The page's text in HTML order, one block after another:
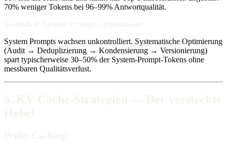
70% weniger Tokens bei 96–99% Antwortqualität.
System Prompts wachsen unkontrolliert. Systematische Optimierung
(Audit → Deduplizierung → Kondensierung → Versionierung)
spart typischerweise 30–50% der System-Prompt-Tokens ohne
messbaren Qualitätsverlust.